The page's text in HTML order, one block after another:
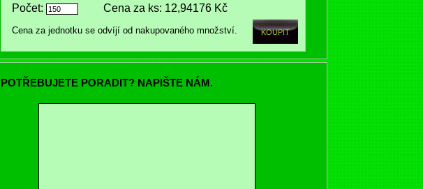
Počet: Cena za ks: 12,94176 Kč
Cena za jednotku se odvíjí od nakupovaného množství.
POTŘEBUJETE PORADIT? NAPIŠTE NÁM.